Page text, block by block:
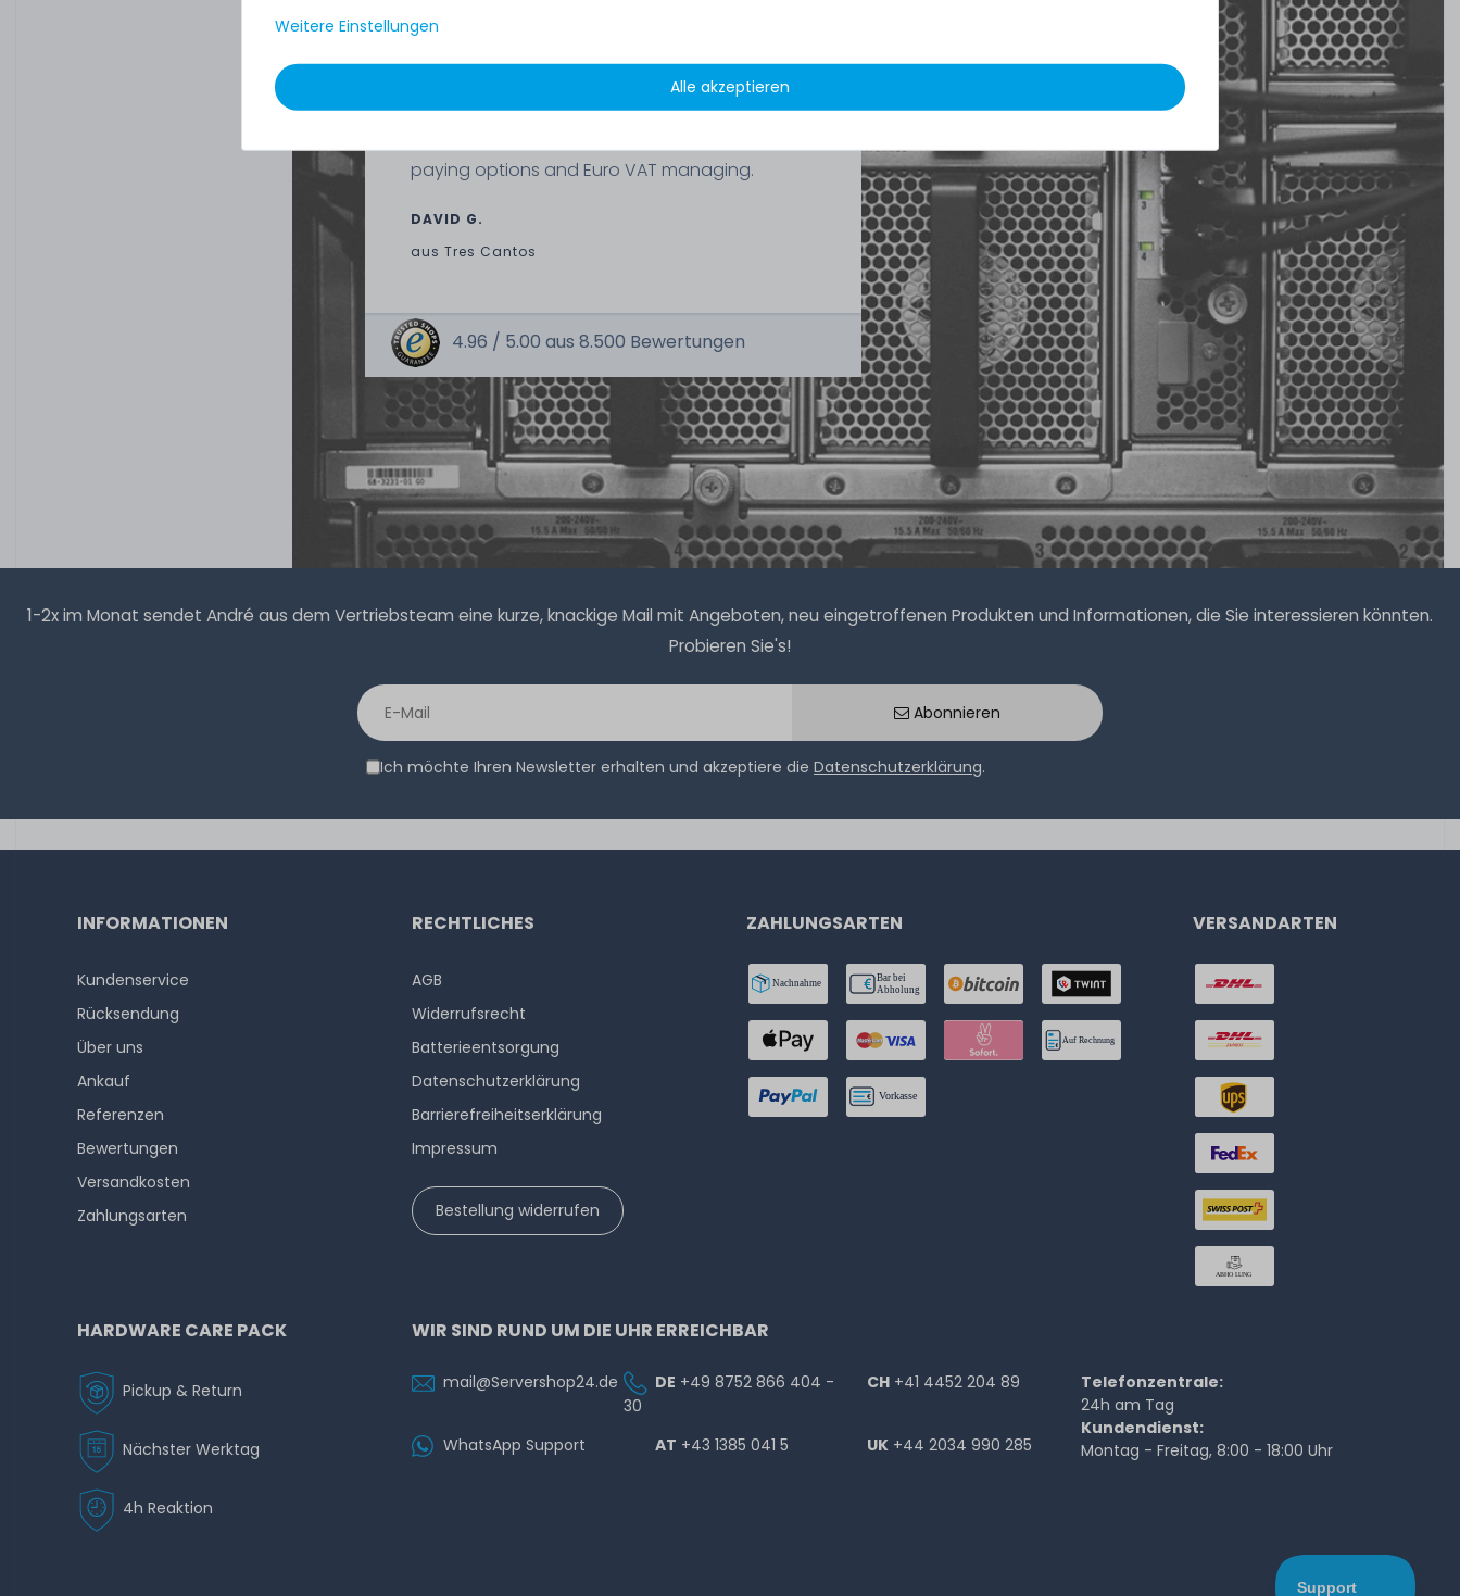
Quick shipment for heavy-weigth servers an
paying options and Euro VAT managing.
DAVID G.
aus Tres Cantos
4.96 / 5.00 aus 8.500 Bewertungen
1-2x im Monat sendet André aus dem Vertriebsteam eine kurze, knackige Mail mit Angeboten, neu eingetroffenen Produkten und Informationen, die Sie interessieren könnten.
Probieren Sie's!
Abonnieren
Ich möchte Ihren Newsletter erhalten und akzeptiere die Datenschutzerklärung.
Weitere Einstellungen
Alle akzeptieren
INFORMATIONEN
Kundenservice
Rücksendung
Über uns
Ankauf
Referenzen
Bewertungen
Versandkosten
Zahlungsarten
RECHTLICHES
AGB
Widerrufs­recht
Batterieentsorgung
Datenschutzerklärung
Barrierefreiheitserklärung
Impressum
Bestellung widerrufen
ZAHLUNGSARTEN VERSANDARTEN
HARDWARE CARE PACK
Pickup & Return
Nächster Werktag
4h Reaktion
WIR SIND RUND UM DIE UHR ERREICHBAR
mail@Servershop24.de DE +49 8752 866 404 -
30
CH +41 4452 204 89
WhatsApp Support AT +43 1385 041 5 UK +44 2034 990 285
Telefonzentrale:
24h am Tag
Kundendienst:
Montag - Freitag, 8:00 - 18:00 Uhr